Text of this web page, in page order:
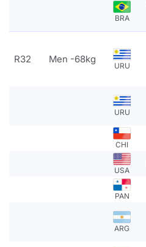
BRA
R32 Men -68kg
URU
URU
CHI
USA
PAN
ARG